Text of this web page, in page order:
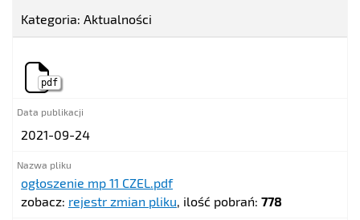
Kategoria: Aktualności
pdf
2021-09-24
ogłoszenie mp 11 CZEL.pdf
zobacz: rejestr zmian pliku, ilość pobrań: 778